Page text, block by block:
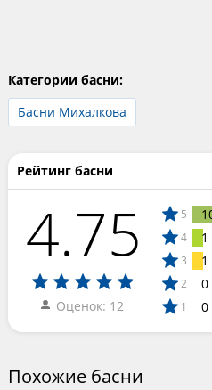
Категории басни:
Басни Михалкова
Рейтинг басни
4.75
Оценок: 12
5
4 1
3 1
2 0
1 0
Похожие басни